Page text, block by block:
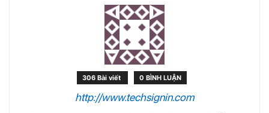
306 Bài viết 0 BÌNH LUẬN
http://www.techsignin.com